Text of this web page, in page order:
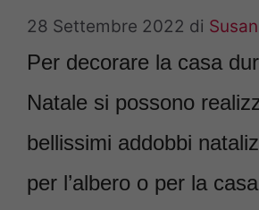
28 Settembre 2022 di
Per decorare la casa
Natale si possono
bellissimi addobbi
per l’albero o per la